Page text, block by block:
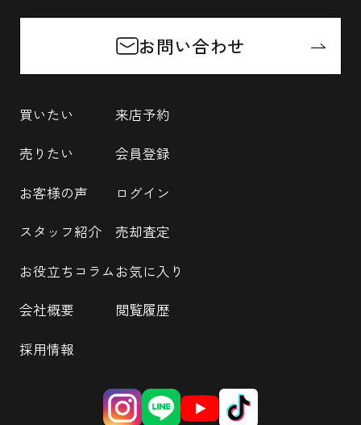
お問い合わせ
買いたい
売りたい
お客様の声
スタッフ紹介
お役立ちコラム
会社概要
採用情報
来店予約
会員登録
ログイン
売却査定
お気に入り
閲覧履歴